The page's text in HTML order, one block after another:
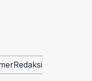
Redaksi